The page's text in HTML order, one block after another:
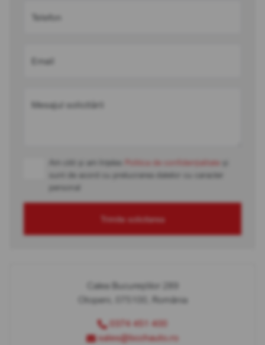
Telefon
Email
Mesajul solicitării
Am citit și am înțeles Politica de confidențialitate
sunt de acord cu prelucrarea datelor cu caracter
personal
Trimite solicitarea
Calea Bucureștilor 289
Otopeni, 075100, România
0374 451 400
sales@bcchauto.ro